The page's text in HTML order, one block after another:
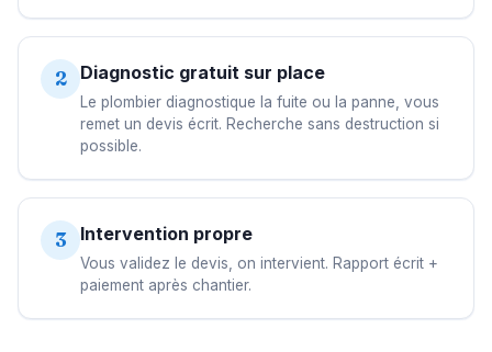
2 Diagnostic gratuit sur place
Le plombier diagnostique la fuite ou la panne, vous
remet un devis écrit. Recherche sans destruction si
possible.
3 Intervention propre
Vous validez le devis, on intervient. Rapport écrit +
paiement après chantier.